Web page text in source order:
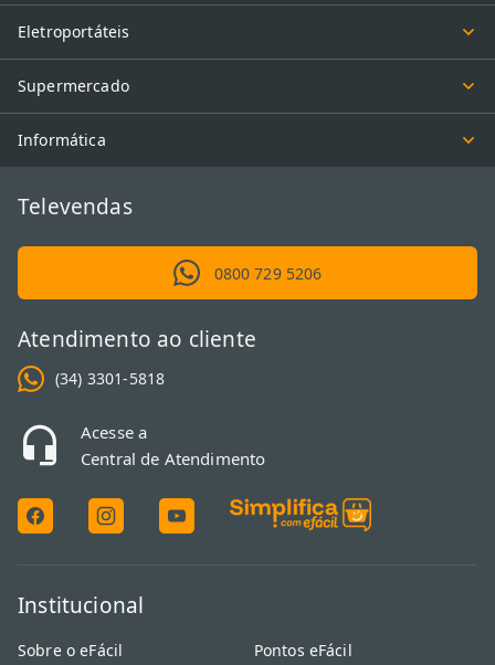
Eletroportáteis
Supermercado
Informática
Televendas
0800 729 5206
Atendimento ao cliente
(34) 3301-5818
Acesse a
Central de Atendimento
Institucional
Sobre o eFácil
Pontos eFácil